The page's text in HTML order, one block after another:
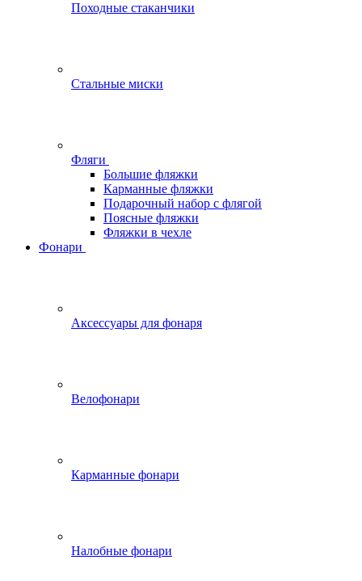
Походные стаканчики
Стальные миски
Фляги
Большие фляжки
Карманные фляжки
Подарочный набор с флягой
Поясные фляжки
Фляжки в чехле
Фонари
Аксессуары для фонаря
Велофонари
Карманные фонари
Налобные фонари